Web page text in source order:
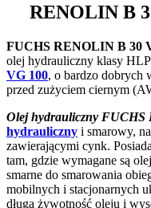
RENOLIN B
FUCHS RENOLIN B 30
olej hydrauliczny klasy
VG 100, o bardzo dobrych
przed zużyciem ciernym
Olej hydrauliczny
hydrauliczny i smarowy,
zawierającymi cynk.
tam, gdzie wymagane są
smarne do smarowania
mobilnych i stacjonarnych
długą żywotność oleju i